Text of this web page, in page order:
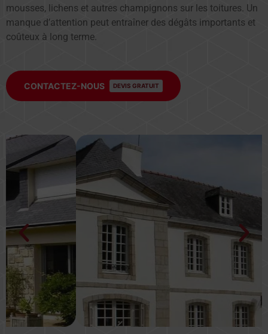
mousses, lichens et autres champignons sur les toitures. Un
manque d’attention peut entraîner des dégâts importants et
coûteux à long terme.
CONTACTEZ-NOUS DEVIS GRATUIT